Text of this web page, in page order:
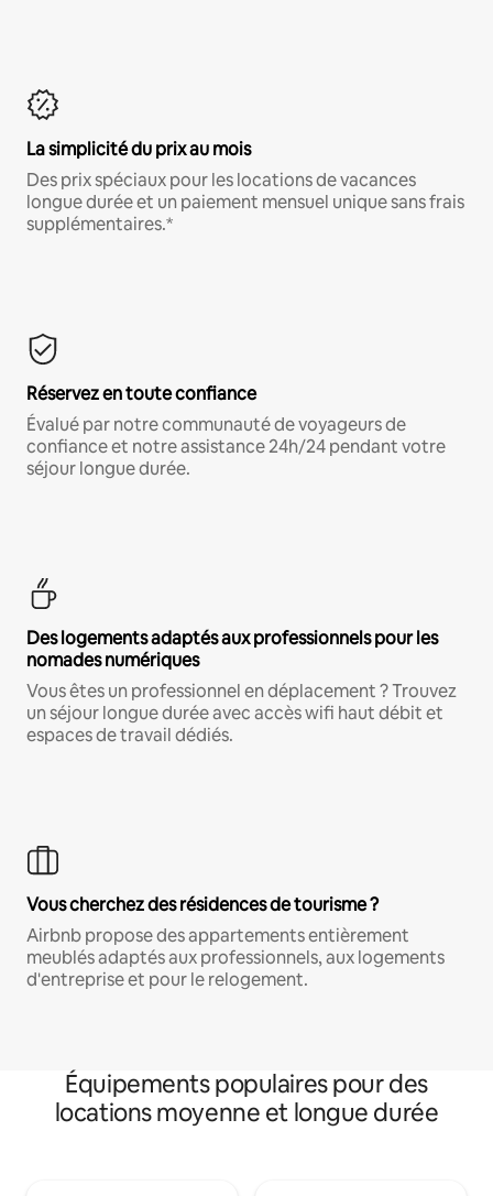
La simplicité du prix au mois
Des prix spéciaux pour les locations de vacances
longue durée et un paiement mensuel unique sans frais
supplémentaires.*
Réservez en toute confiance
Évalué par notre communauté de voyageurs de
confiance et notre assistance 24h/24 pendant votre
séjour longue durée.
Des logements adaptés aux professionnels pour les
nomades numériques
Vous êtes un professionnel en déplacement ? Trouvez
un séjour longue durée avec accès wifi haut débit et
espaces de travail dédiés.
Vous cherchez des résidences de tourisme ?
Airbnb propose des appartements entièrement
meublés adaptés aux professionnels, aux logements
d'entreprise et pour le relogement.
Équipements populaires pour des
locations moyenne et longue durée